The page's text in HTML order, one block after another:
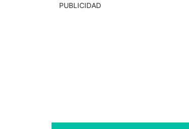
PUBLICIDAD